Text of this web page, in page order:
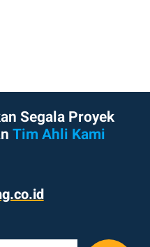
Segala Proyek
Tim Ahli Kami